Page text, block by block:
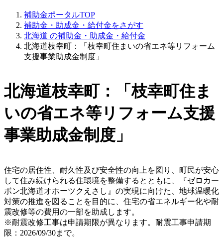
補助金ポータルTOP
補助金・助成金・給付金をさがす
北海道 の補助金・助成金・給付金
北海道枝幸町：「枝幸町住まいの省エネ等リフォーム
支援事業助成金制度」
北海道枝幸町：「枝幸町住ま
いの省エネ等リフォーム支援
事業助成金制度」
住宅の居住性、耐久性及び安全性の向上を図り、町民が安心
して住み続けられる住環境を整備するとともに、『ゼロカー
ボン北海道オホーツクえさし』の実現に向けた、地球温暖化
対策の推進を図ることを目的に、住宅の省エネルギー化や耐
震改修等の費用の一部を助成します。
※耐震改修工事は申請期限が異なります。耐震工事申請期
限：2026/09/30まで。